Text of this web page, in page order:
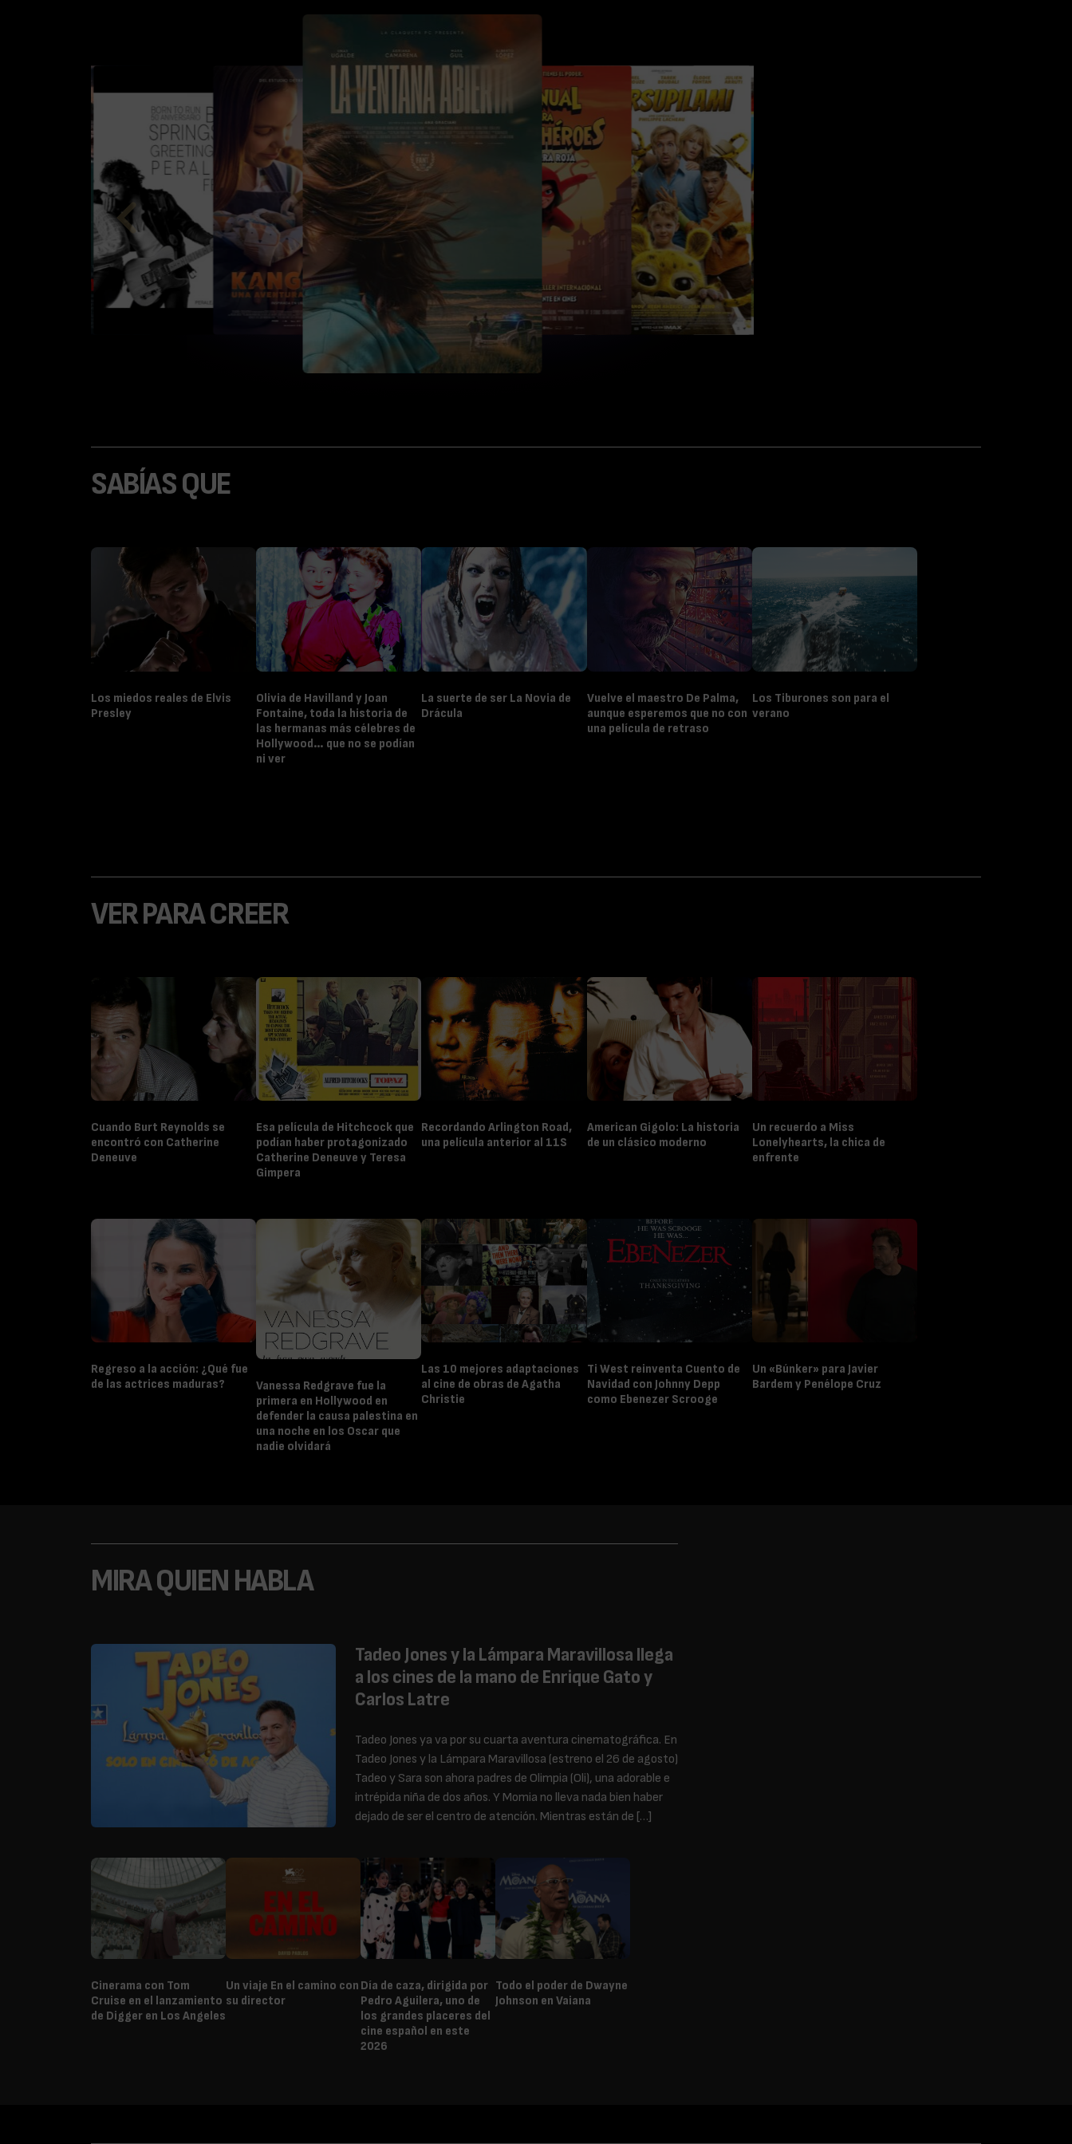
SABÍAS QUE
Los miedos reales de Elvis
Presley
Olivia de Havilland y Joan
Fontaine, toda la historia de
las hermanas más célebres de
Hollywood… que no se podían
ni ver
La suerte de ser La Novia de
Drácula
Vuelve el maestro De Palma,
aunque esperemos que no con
una película de retraso
Los Tiburones son para el
verano
VER PARA CREER
Cuando Burt Reynolds se
encontró con Catherine
Deneuve
Esa película de Hitchcock que
podían haber protagonizado
Catherine Deneuve y Teresa
Gimpera
Recordando Arlington Road,
una película anterior al 11S
American Gigolo: La historia
de un clásico moderno
Un recuerdo a Miss
Lonelyhearts, la chica de
enfrente
Regreso a la acción: ¿Qué fue
de las actrices maduras?
Vanessa Redgrave fue la
primera en Hollywood en
defender la causa palestina en
una noche en los Oscar que
nadie olvidará
Las 10 mejores adaptaciones
al cine de obras de Agatha
Christie
Ti West reinventa Cuento de
Navidad con Johnny Depp
como Ebenezer Scrooge
Un «Búnker» para Javier
Bardem y Penélope Cruz
MIRA QUIEN HABLA
Tadeo Jones y la Lámpara Maravillosa llega
a los cines de la mano de Enrique Gato y
Carlos Latre
Tadeo Jones ya va por su cuarta aventura cinematográfica. En
Tadeo Jones y la Lámpara Maravillosa (estreno el 26 de agosto)
Tadeo y Sara son ahora padres de Olimpia (Oli), una adorable e
intrépida niña de dos años. Y Momia no lleva nada bien haber
dejado de ser el centro de atención. Mientras están de […]
Cinerama con Tom
Cruise en el lanzamiento
de Digger en Los Angeles
Un viaje En el camino con
su director
Día de caza, dirigida por
Pedro Aguilera, uno de
los grandes placeres del
cine español en este
2026
Todo el poder de Dwayne
Johnson en Vaiana